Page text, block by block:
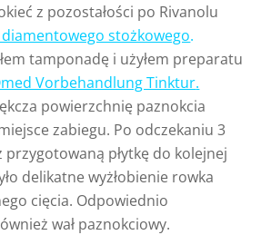
z pozostałości po Rivanolu
stożkowego.
tamponadę i użyłem preparatu
Vorbehandlung Tinktur.
powierzchnię paznokcia
zabiegu. Po odczekaniu 3
przygotowaną płytkę do kolejnej
delikatne wyżłobienie rowka
cięcia. Odpowiednio
wał paznokciowy.